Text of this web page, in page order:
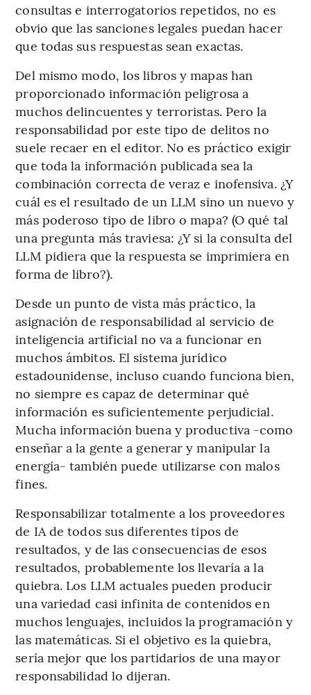
consultas e interrogatorios repetidos, no es
obvio que las sanciones legales puedan hacer
que todas sus respuestas sean exactas.
Del mismo modo, los libros y mapas han
proporcionado información peligrosa a
muchos delincuentes y terroristas. Pero la
responsabilidad por este tipo de delitos no
suele recaer en el editor. No es práctico exigir
que toda la información publicada sea la
combinación correcta de veraz e inofensiva. ¿Y
cuál es el resultado de un LLM sino un nuevo y
más poderoso tipo de libro o mapa? (O qué tal
una pregunta más traviesa: ¿Y si la consulta del
LLM pidiera que la respuesta se imprimiera en
forma de libro?).
Desde un punto de vista más práctico, la
asignación de responsabilidad al servicio de
inteligencia artificial no va a funcionar en
muchos ámbitos. El sistema jurídico
estadounidense, incluso cuando funciona bien,
no siempre es capaz de determinar qué
información es suficientemente perjudicial.
Mucha información buena y productiva -como
enseñar a la gente a generar y manipular la
energía- también puede utilizarse con malos
fines.
Responsabilizar totalmente a los proveedores
de IA de todos sus diferentes tipos de
resultados, y de las consecuencias de esos
resultados, probablemente los llevaría a la
quiebra. Los LLM actuales pueden producir
una variedad casi infinita de contenidos en
muchos lenguajes, incluidos la programación y
las matemáticas. Si el objetivo es la quiebra,
sería mejor que los partidarios de una mayor
responsabilidad lo dijeran.